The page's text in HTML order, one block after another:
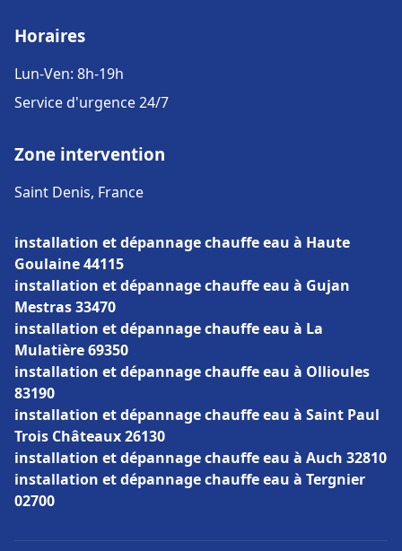
Horaires
Lun-Ven: 8h-19h
Service d'urgence 24/7
Zone intervention
Saint Denis, France
installation et dépannage chauffe eau à Haute
Goulaine 44115
installation et dépannage chauffe eau à Gujan
Mestras 33470
installation et dépannage chauffe eau à La
Mulatière 69350
installation et dépannage chauffe eau à Ollioules
83190
installation et dépannage chauffe eau à Saint Paul
Trois Châteaux 26130
installation et dépannage chauffe eau à Auch 32810
installation et dépannage chauffe eau à Tergnier
02700